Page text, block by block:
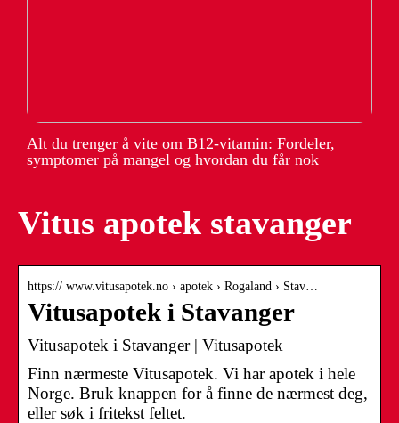
Alt du trenger å vite om B12-vitamin: Fordeler,
symptomer på mangel og hvordan du får nok
Vitus apotek stavanger
https:// www.vitusapotek.no › apotek › Rogaland › Stav…
Vitusapotek i Stavanger
Vitusapotek i Stavanger | Vitusapotek
Finn nærmeste Vitusapotek. Vi har apotek i hele
Norge. Bruk knappen for å finne de nærmest deg,
eller søk i fritekst feltet.